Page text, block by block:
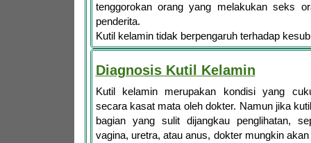
tenggorokan orang yang melakukan seks
penderita.
Kutil kelamin tidak berpengaruh terhadap
Diagnosis Kutil Kelamin
Kutil kelamin merupakan kondisi yang
secara kasat mata oleh dokter. Namun jika
bagian yang sulit dijangkau penglihatan,
vagina, uretra, atau anus, dokter mungkin